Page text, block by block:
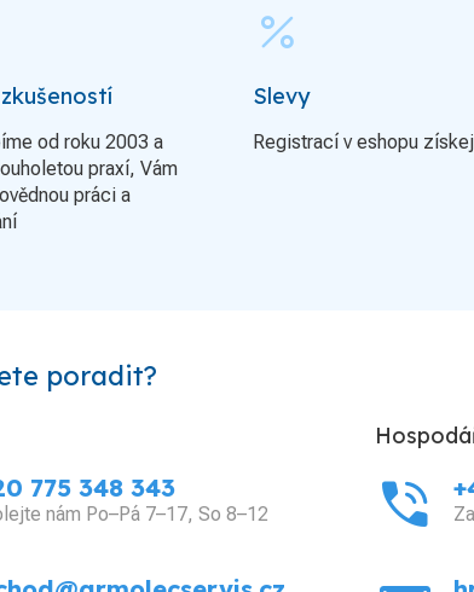
od roku 2003 a
praxí, Vám
práci a
percent
Slevy
Registrací v eshopu
poradit?
775 348 343
nám Po–Pá 7–17, So 8–12 phone_in_talk